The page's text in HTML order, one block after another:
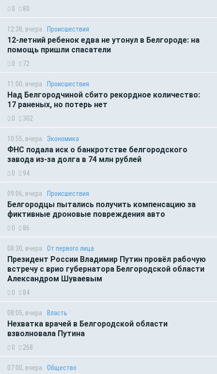
0 80
12:38, вчера Происшествия
12-летний ребенок едва не утонул в Белгороде: на
помощь пришли спасатели
0 72
11:00, вчера Происшествия
Над Белгородчиной сбито рекордное количество:
17 раненых, но потерь нет
0 302
10:55, вчера Экономика
ФНС подала иск о банкротстве белгородского
завода из-за долга в 74 млн рублей
0 94
09:06, вчера Происшествия
Белгородцы пытались получить компенсацию за
фиктивные дроновые повреждения авто
0 86
08:30, вчера От первого лица
Президент России Владимир Путин провёл рабочую
встречу с врио губернатора Белгородской области
Александром Шуваевым
0 84
08:05, вчера Власть
Нехватка врачей в Белгородской области
взволновала Путина
0 268
07:00, вчера Общество